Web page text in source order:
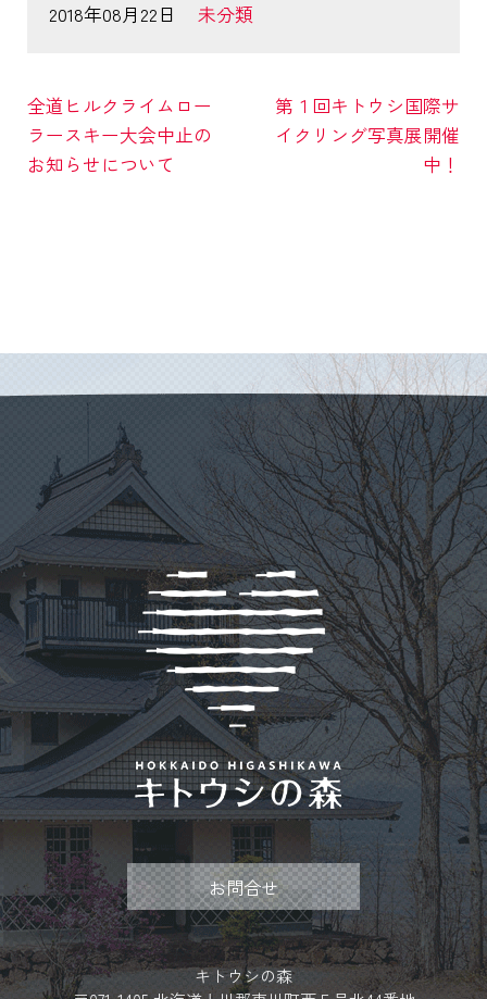
2018年08月22日 未分類
全道ヒルクライムロー
ラースキー大会中止の
お知らせについて
第１回キトウシ国際サ
イクリング写真展開催
中！
お問合せ
キトウシの森